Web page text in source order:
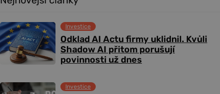
Odklad AI Actu firmy uklidnil. Kvůli
Shadow AI přitom porušují
povinnosti už dnes
Investice
Investice